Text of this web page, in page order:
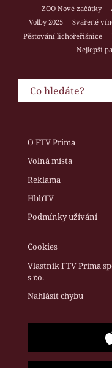
ZOO Nové začátky
Volby 2025
Svařené
Pěstování lichořeřišnice
Nejlepší
O FTV Prima
Volná místa
Reklama
HbbTV
Podmínky užívání
Cookies
Vlastník FTV Prima
s r.o.
Nahlásit chybu